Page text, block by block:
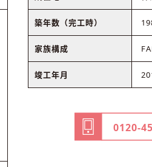
築年数（完工時）
家族構成
竣工年月
0120-